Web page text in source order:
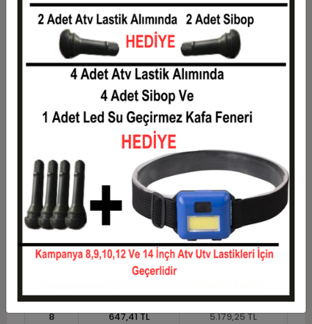
10
535,63 TL
5.356,32 TL
490,96 TL
5.400,59 TL
457,43 TL 5.489,12 TL
Taksit Taksit Tutarı
Toplam Tutar
4.426,71 TL
4.426,71 TL
2
2.213,36 TL
4.426,71 TL
3
1.578,86 TL
4.736,58 TL
4
1.206,28 TL
4.825,12 TL
5
982,73 TL
4.913,65 TL
833,70 TL
7
727,25 TL
5.090,72 TL
8
647,41 TL
5.179,25 TL